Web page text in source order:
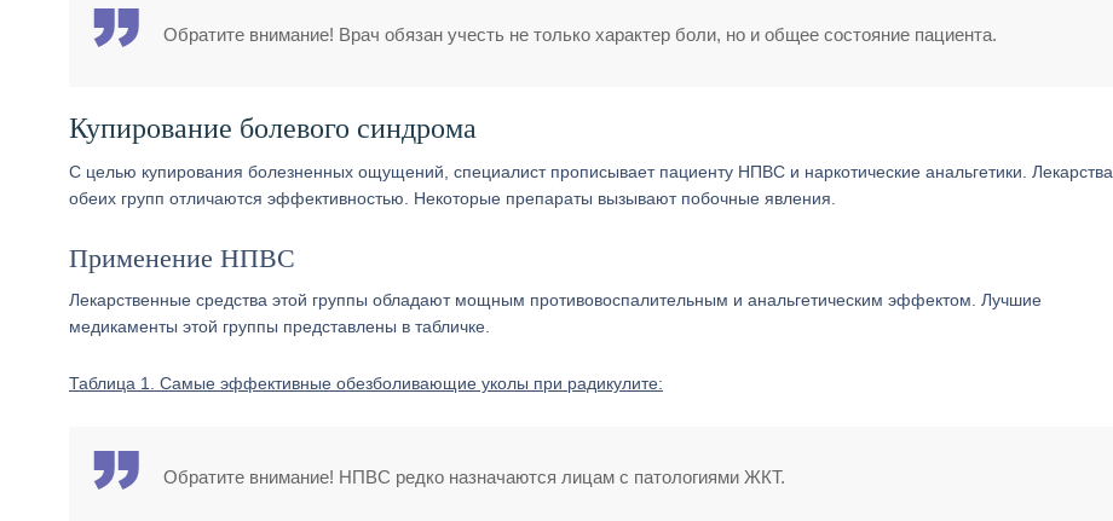
Обратите внимание! Врач обязан учесть не только характер боли, но и общее состояние пациента.
Купирование болевого синдрома
С целью купирования болезненных ощущений, специалист прописывает пациенту НПВС и наркотические анальгетики. Лекарства
обеих групп отличаются эффективностью. Некоторые препараты вызывают побочные явления.
Применение НПВС
Лекарственные средства этой группы обладают мощным противовоспалительным и анальгетическим эффектом. Лучшие
медикаменты этой группы представлены в табличке.
Таблица 1. Самые эффективные обезболивающие уколы при радикулите:
Обратите внимание! НПВС редко назначаются лицам с патологиями ЖКТ.